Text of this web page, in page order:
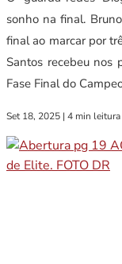
sonho na final.
final ao marcar por
Santos recebeu nos
Fase Final do
Set 18, 2025 | 4 min leitura